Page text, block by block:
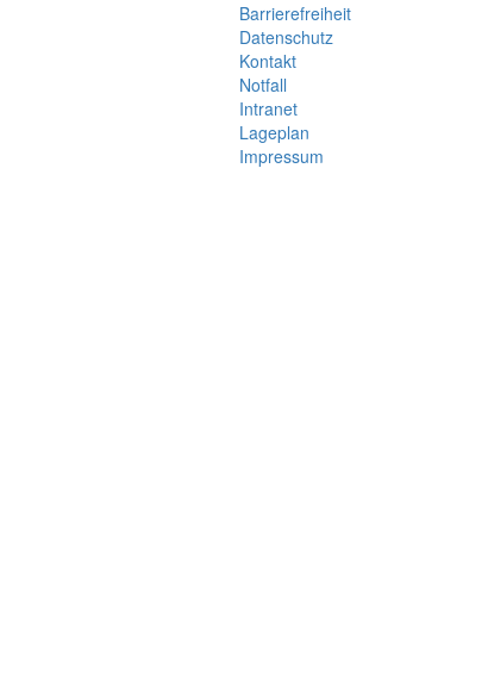
Barrierefreiheit
Datenschutz
Kontakt
Notfall
Intranet
Lageplan
Impressum